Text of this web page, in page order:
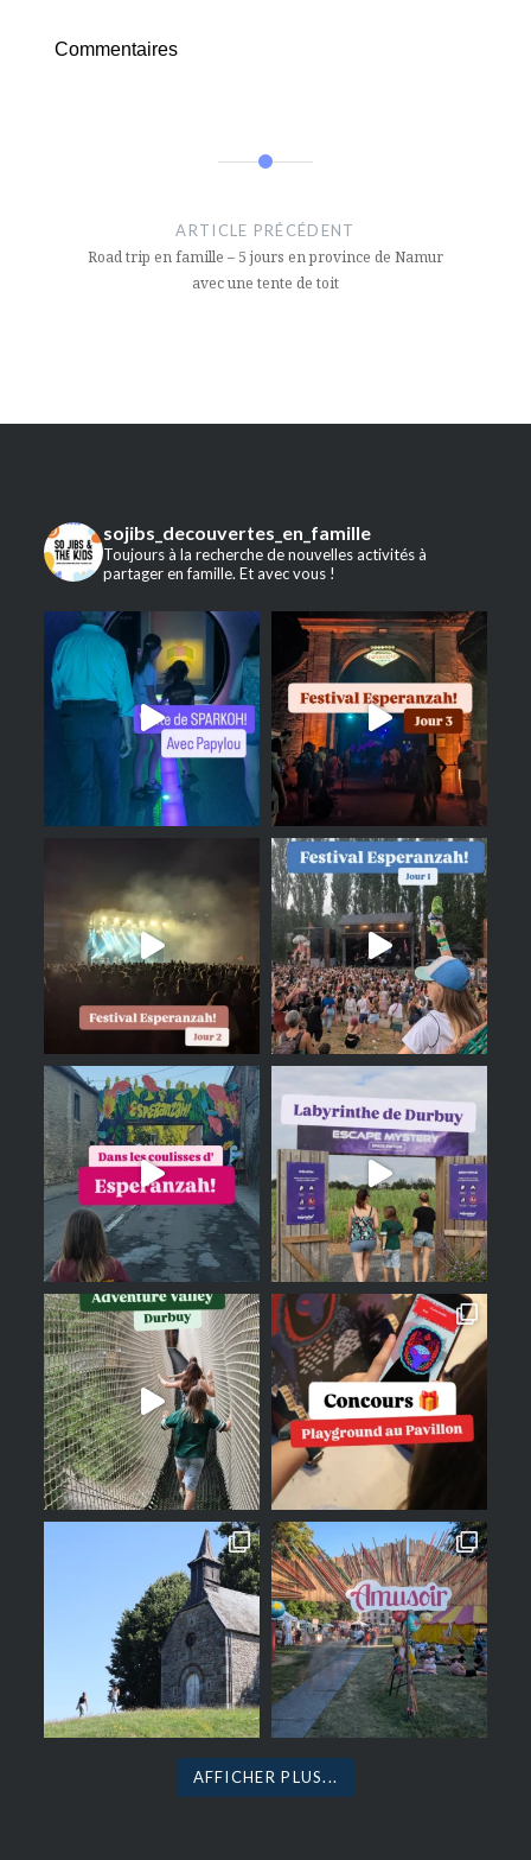
Commentaires
l’article
ARTICLE PRÉCÉDENT
Road trip en famille – 5 jours en province de Namur
avec une tente de toit
sojibs_decouvertes_en_famille
Toujours à la recherche de nouvelles activités à
partager en famille. Et avec vous !
AFFICHER PLUS...